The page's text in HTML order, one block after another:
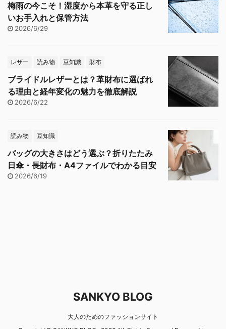
梅雨の今こそ！湿度から本革を守る正し
いお手入れと保管方法
2026/6/29
レザー 読み物 豆知識 財布
ブライドルレザーとは？革財布に選ばれ
る理由と経年変化の魅力を徹底解説
2026/6/22
読み物 豆知識
バッグの大きさはどう選ぶ？折りたたみ
日傘・長財布・A4ファイルでわかる目安
2026/6/19
SANKYO BLOG
大人のためのファッションサイト